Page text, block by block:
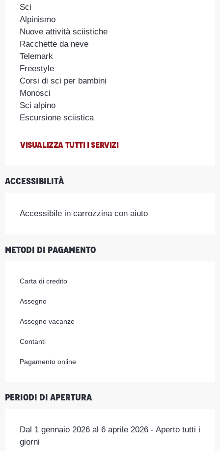
Sci
Alpinismo
Nuove attività sciistiche
Racchette da neve
Telemark
Freestyle
Corsi di sci per bambini
Monosci
Sci alpino
Escursione sciistica
VISUALIZZA TUTTI I SERVIZI
Accessibilità
Accessibile in carrozzina con aiuto
Metodi di pagamento
Carta di credito
Assegno
Assegno vacanze
Contanti
Pagamento online
Periodi di apertura
Dal 1 gennaio 2026 al 6 aprile 2026 - Aperto tutti i
giorni